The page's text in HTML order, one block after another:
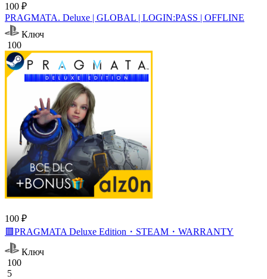
100 ₽
PRAGMATA. Deluxe | GLOBAL | LOGIN:PASS | OFFLINE
Ключ
100
100 ₽
🟥PRAGMATA Deluxe Edition・STEAM・WARRANTY
Ключ
100
5